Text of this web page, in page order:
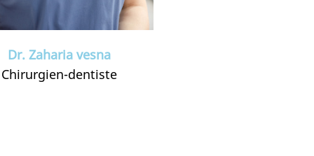
Dr. Zaharia vesna
Chirurgien-dentiste